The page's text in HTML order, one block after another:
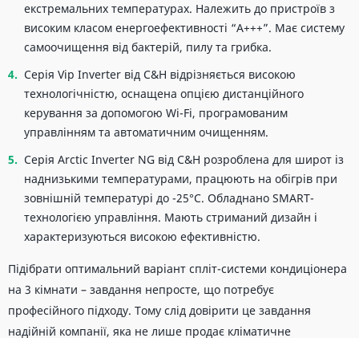
екстремальних температурах. Належить до пристроїв з
високим класом енергоефективності “А+++”. Має систему
самоочищення від бактерій, пилу та грибка.
Серія Vip Inverter від C&H відрізняється високою
технологічністю, оснащена опцією дистанційного
керування за допомогою Wi-Fi, програмованим
управлінням та автоматичним очищенням.
Серія Arctic Inverter NG від C&H розроблена для широт із
наднизькими температурами, працюють на обігрів при
зовнішній температурі до -25°C. Обладнано SMART-
технологією управління. Мають стриманий дизайн і
характеризуються високою ефективністю.
Підібрати оптимальний варіант спліт-системи кондиціонера
на 3 кімнати – завдання непросте, що потребує
професійного підходу. Тому слід довірити це завдання
надійній компанії, яка не лише продає кліматичне